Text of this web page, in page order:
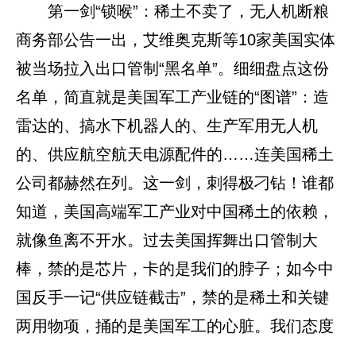
第一剑“锁喉”：稀土不卖了，无人机断粮
商务部公告一出，艾维奥克斯等10家美国实体
被当场拉入出口管制“黑名单”。细细盘点这份
名单，简直就是美国军工产业链的“图谱”：造
雷达的、搞水下机器人的、生产军用无人机
的、供应航空航天电源配件的……连美国稀土
公司都赫然在列。这一剑，刺得极刁钻！谁都
知道，美国高端军工产业对中国稀土的依赖，
就像鱼离不开水。过去美国挥舞出口管制大
棒，禁的是芯片，卡的是我们的脖子；如今中
国反手一记“供应链截击”，禁的是稀土和关键
两用物项，捅的是美国军工的心脏。我们态度